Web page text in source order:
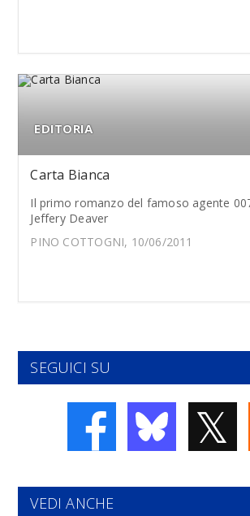
EDITORIA
Carta Bianca
Il primo romanzo del famoso agente
Jeffery Deaver
PINO COTTOGNI, 10/06/2011
SEGUICI SU
𝕏
VEDI ANCHE